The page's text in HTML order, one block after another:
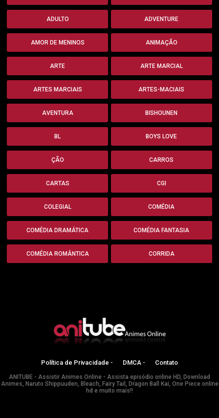
ADULTO ADVENTURE
AMOR DE MENINOS ANIMAÇÃO
ARTE ARTE MARCIAL
ARTES MARCIAIS ARTES-MACIAIS
AVENTURA BISHOUNEN
BL BOYS LOVE
ÇÃO CARROS
CARTAS CGI
COLEGIAL COMÉDIA
COMÉDIA DRAMÁTICA COMÉDIA FANTASIA
COMÉDIA ROMÂNTICA CORRIDA
Política de Privacidade - DMCA - Contato
ANITUBE - Assistir Animes Online - Assista episódio online HD, Download
Animes, Naruto Shippuuden, Bleach, Fairy Tail, Dragon Ball Kai, One Piece online
hd e muito mais!!